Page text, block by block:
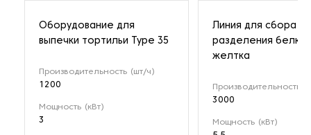
Оборудование для
выпечки тортильи Type 35
Производительность (шт/ч)
1200
Мощность (кВт)
3
Линия для сбора и
разделения белка
желтка
Производительность
3000
Мощность (кВт)